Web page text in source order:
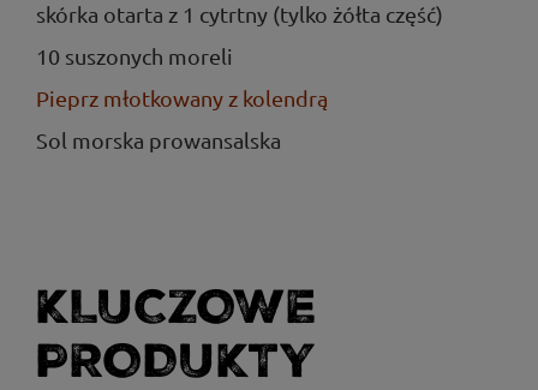
skórka otarta z 1 cytrtny (tylko żółta część)
10 suszonych moreli
Pieprz młotkowany z kolendrą
Sol morska prowansalska
KLUCZOWE
PRODUKTY